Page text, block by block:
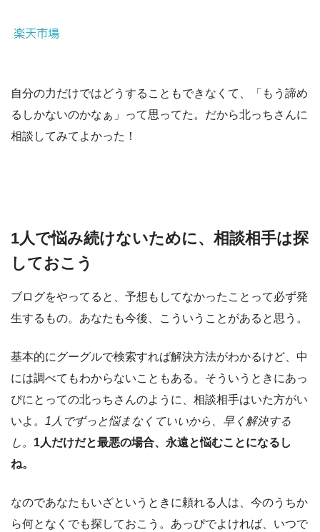
自分の力だけではどうすることもできなくて、「もう諦め
るしかないのかなぁ」って思ってた。だから北っちさんに
相談してみてよかった！
1人で悩み続けないために、相談相手は探
しておこう
ブログをやってると、予想もしてなかったことって必ず発
生するもの。あなたも今後、こういうことがあると思う。
基本的にグーグルで検索すれば解決方法がわかるけど、中
には調べてもわからないこともある。そういうときにあっ
ぴにとっての北っちさんのように、相談相手はいた方がい
いよ。 1人でずっと悩まなくていいから、早く解決する
し。 1人だけだと最悪の場合、永遠と悩むことになるし
ね。
なのであなたもいざというときに頼れる人は、今のうちか
ら何となくでも探しておこう。あっぴでよければ、いつで